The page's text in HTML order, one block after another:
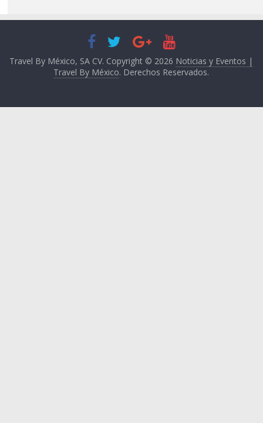
Travel By México, SA CV. Copyright © 2026 Noticias y Eventos |
Travel By México. Derechos Reservados.